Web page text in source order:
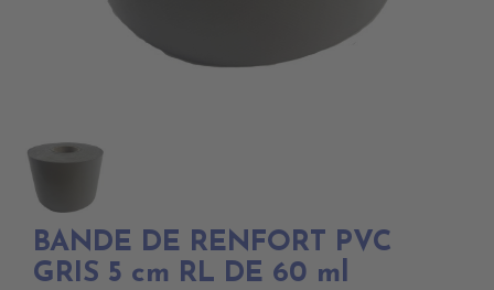
BANDE DE RENFORT PVC
GRIS 5 cm RL DE 60 ml